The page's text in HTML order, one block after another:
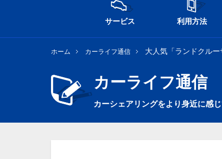
サービス 利用方法
ホーム カーライフ通信 大人気「ランドクル
カーライフ通信
カーシェアリングをより身近に感